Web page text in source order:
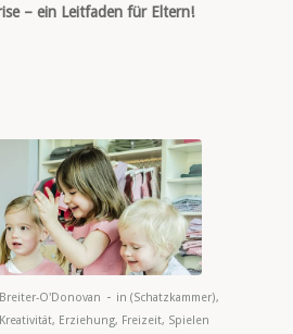
– ein Leitfaden für Eltern!
O'Donovan - in (Schatzkammer),
, Erziehung, Freizeit, Spielen